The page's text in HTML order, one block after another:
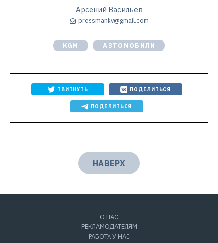
Арсений Васильев
pressmankv@gmail.com
KGM АВТОМОБИЛИ
ТВИТНУТЬ ПОДЕЛИТЬСЯ
ПОДЕЛИТЬСЯ
НАВЕРХ
О НАС
РЕКЛАМОДАТЕЛЯМ
РАБОТА У НАС